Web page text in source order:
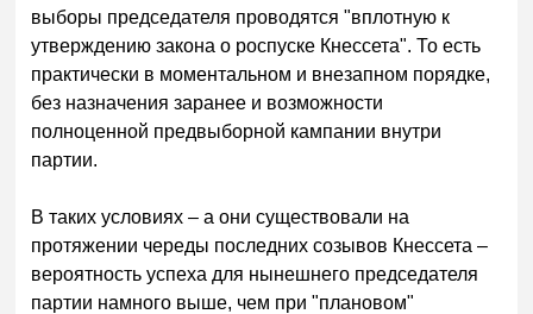
выборы председателя проводятся "вплотную к
утверждению закона о роспуске Кнессета". То есть
практически в моментальном и внезапном порядке,
без назначения заранее и возможности
полноценной предвыборной кампании внутри
партии.
В таких условиях – а они существовали на
протяжении череды последних созывов Кнессета –
вероятность успеха для нынешнего председателя
партии намного выше, чем при "плановом"